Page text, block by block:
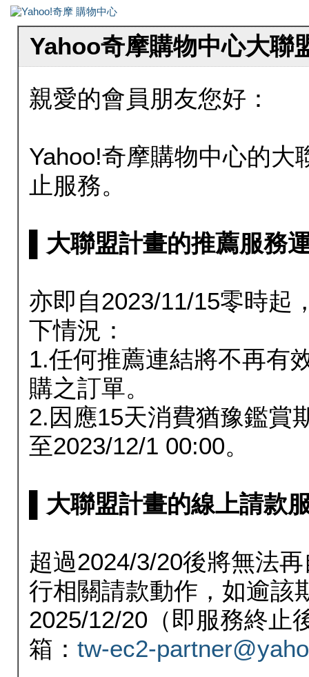
Yahoo奇摩購物中心大聯
親愛的會員朋友您好：
Yahoo!奇摩購物中心的大
止服務。
▌大聯盟計畫的推薦服務
亦即自2023/11/15零時起
下情況：
1.任何推薦連結將不再有
購之訂單。
2.因應15天消費猶豫鑑賞
至2023/12/1 00:00。
▌大聯盟計畫的線上請款
超過2024/3/20後將無法
行相關請款動作，如逾該
2025/12/20（即服務終止
箱： tw-ec2-